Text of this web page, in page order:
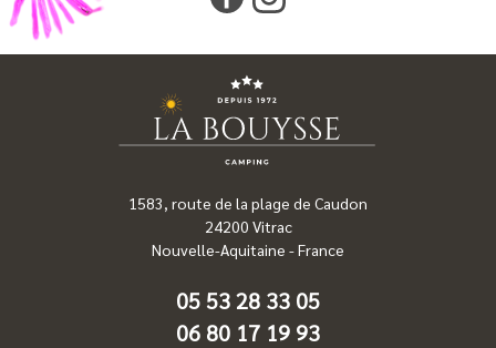
1583, route de la plage de Caudon
24200 Vitrac
Nouvelle-Aquitaine -France
05 53 28 33 05
06 80 17 19 93